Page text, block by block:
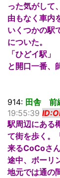
った気がして
由もなく車内
いくつかの駅
についた。
「ひどイ駅」
と開口一番、
914: 田舎 前
19:55:39
駅周辺にある
て街を歩く。
来るCoCoさ
途中、ボーリ
地元では通の